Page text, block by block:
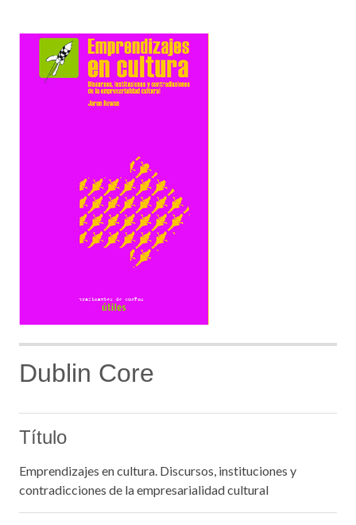
Dublin Core
Título
Emprendizajes en cultura. Discursos, instituciones y
contradicciones de la empresarialidad cultural